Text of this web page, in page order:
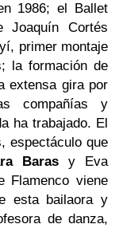
1986; el Ballet
Joaquín Cortés
primer montaje
la formación de
extensa gira por
compañías y
ha trabajado. El
espectáculo que
Baras y Eva
Flamenco viene
esta bailaora y
de danza,